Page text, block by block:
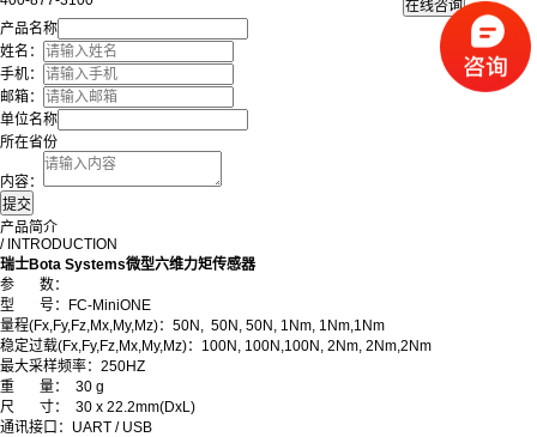
产品名称
姓名：
手机：
邮箱：
单位名称
所在省份
内容：
产品简介
/ INTRODUCTION
瑞士Bota Systems微型六维力矩传感器
参
数：
型
号：FC-MiniONE
量程(Fx,Fy,Fz,Mx,My,Mz)：50N, 50N, 50N, 1Nm, 1Nm,1Nm
稳定过载(Fx,Fy,Fz,Mx,My,Mz)：100N, 100N,100N, 2Nm, 2Nm,2Nm
最大采样频率：250HZ
重
量： 30 g
尺 寸： 30 x 22.2mm(DxL)
通讯接口：UART / USB